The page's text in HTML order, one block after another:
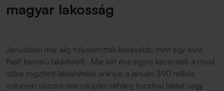
magyar lakosság
Januárban már alig folyósítottak kevesebb, mint egy évre
fixált kamatú lakáshitelt. Már két éve egyre kevesebb a rövid
időre rögzített lakáshitelek aránya, a januári 390 milliós
volumen viszont már csupán néhány tucatnyi lakást vagy